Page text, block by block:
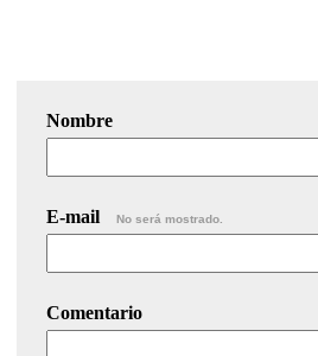
Nombre
E-mail No será mostrado.
Comentario